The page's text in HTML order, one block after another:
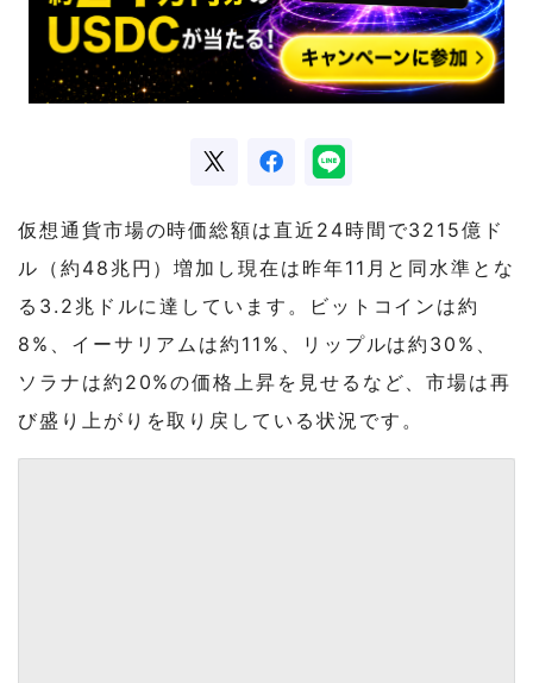
仮想通貨市場の時価総額は直近24時間で3215億ド
ル（約48兆円）増加し現在は昨年11月と同水準とな
る3.2兆ドルに達しています。ビットコインは約
8%、イーサリアムは約11%、リップルは約30%、
ソラナは約20%の価格上昇を見せるなど、市場は再
び盛り上がりを取り戻している状況です。